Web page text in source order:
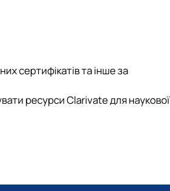
сертифікатів та інше за
ресурси Clarivate для наукової